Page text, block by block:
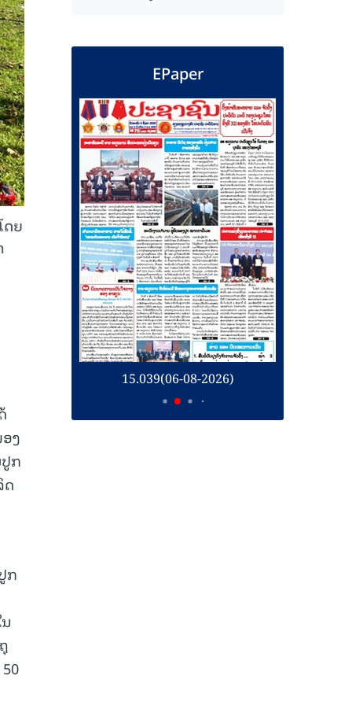
ດຍ
ງ
ກ
ດ
ກ
EPaper
15.039(06-08-2026)